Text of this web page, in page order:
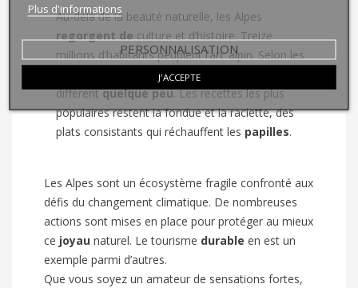
Au-delà de la beauté naturelle, les Alpes
regorgent deculture et d’histoire. Treize
millions d’habitants peuplent l’arc alpin. Selon les
pays, les chalets des villages et la cuisine alpine
diffèrentquelque peu. Les recettes les plus
populaires restent la fondue et la raclette, des
plats consistants qui réchauffent les papilles.
Les Alpes sont un écosystème fragile confronté aux
défis du changement climatique. De nombreuses
actions sont mises en place pour protéger au mieux
ce joyau naturel. Le tourisme durable en est un
exemple parmi d’autres.
Que vous soyez un amateur de sensations fortes,
Plus d'informations
PERSONNALISATION
J'ACCEPTE